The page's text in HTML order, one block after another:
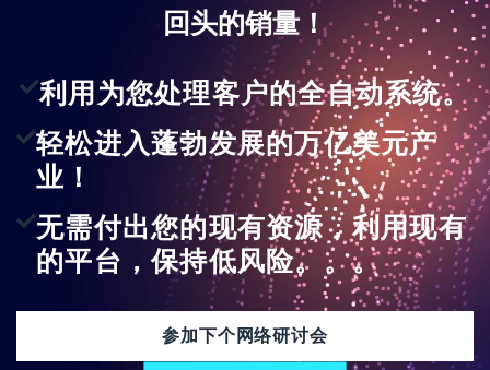
回头的销量！
利用为您处理客户的全自动系统。
轻松进入蓬勃发展的万亿美元产
业！
无需付出您的现有资源，利用现有
的平台，保持低风险。。。
参加下个网络研讨会